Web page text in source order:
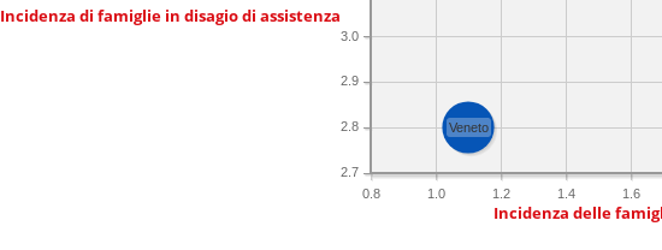
Incidenza di famiglie in disagio di assistenza
0.8 1.0 1.2 1.4 1.6
2.7
2.8
2.9
3.0
Veneto
Incidenza delle